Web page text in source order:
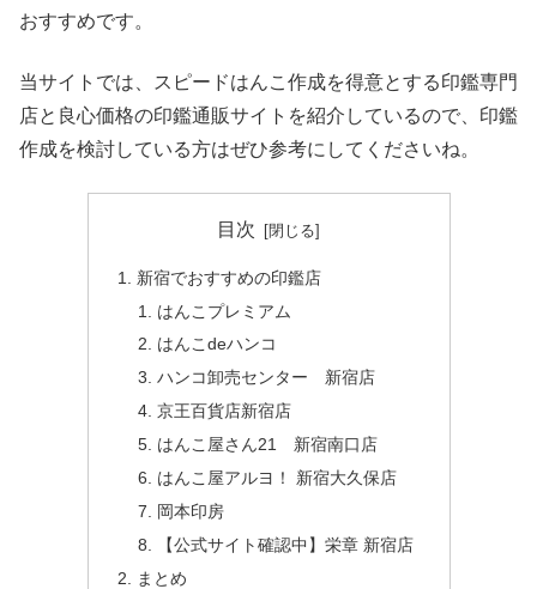
おすすめです。
当サイトでは、スピードはんこ作成を得意とする印鑑専門
店と良心価格の印鑑通販サイトを紹介しているので、印鑑
作成を検討している方はぜひ参考にしてくださいね。
目次
新宿でおすすめの印鑑店
はんこプレミアム
はんこdeハンコ
ハンコ卸売センター 新宿店
京王百貨店新宿店
はんこ屋さん21 新宿南口店
はんこ屋アルヨ！ 新宿大久保店
岡本印房
【公式サイト確認中】栄章 新宿店
まとめ